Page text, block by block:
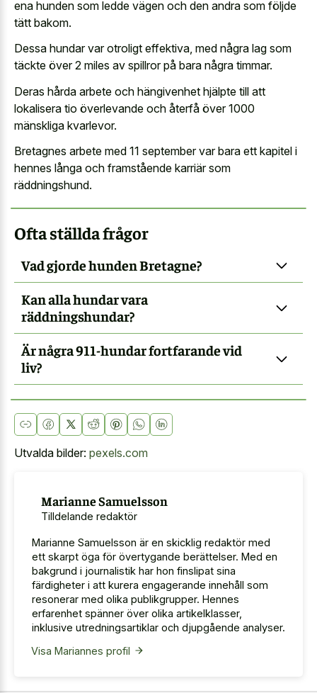
ena hunden som ledde vägen och den andra som följde
tätt bakom.
Dessa hundar var otroligt effektiva, med några lag som
täckte över 2 miles av spillror på bara några timmar.
Deras hårda arbete och hängivenhet hjälpte till att
lokalisera tio överlevande och återfå över 1000
mänskliga kvarlevor.
Bretagnes arbete med 11 september var bara ett kapitel i
hennes långa och framstående karriär som
räddningshund.
Ofta ställda frågor
Vad gjorde hunden Bretagne?
Kan alla hundar vara
räddningshundar?
Är några 911-hundar fortfarande vid
liv?
Utvalda bilder: pexels.com
Marianne Samuelsson
Tilldelande redaktör
Marianne Samuelsson är en skicklig redaktör med
ett skarpt öga för övertygande berättelser. Med en
bakgrund i journalistik har hon finslipat sina
färdigheter i att kurera engagerande innehåll som
resonerar med olika publikgrupper. Hennes
erfarenhet spänner över olika artikelklasser,
inklusive utredningsartiklar och djupgående analyser.
Visa Mariannes profil